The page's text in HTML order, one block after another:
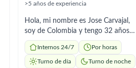
>5 años de experiencia
Hola, mi nombre es Jose Carvajal,
soy de Colombia y tengo 32 años.
Actualmente me encuentro en
España con el objetivo de iniciar
mis estudios y continuar
Internos 24/7 Por horas
Turno de día Turno de noche